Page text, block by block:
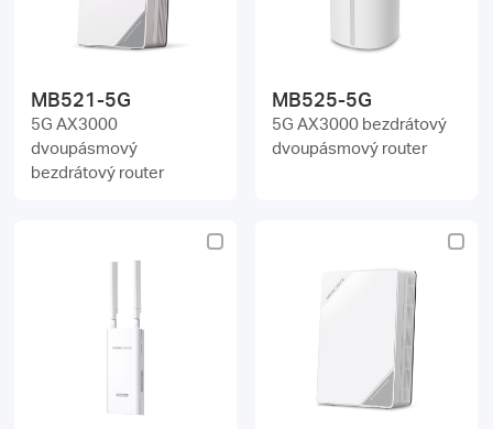
CzechMB521-5G
5G AX3000
dvoupásmový
bezdrátový router
MB525-5G
5G AX3000 bezdrátový
dvoupásmový router